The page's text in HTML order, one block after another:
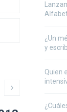
¿Un
y
Quien